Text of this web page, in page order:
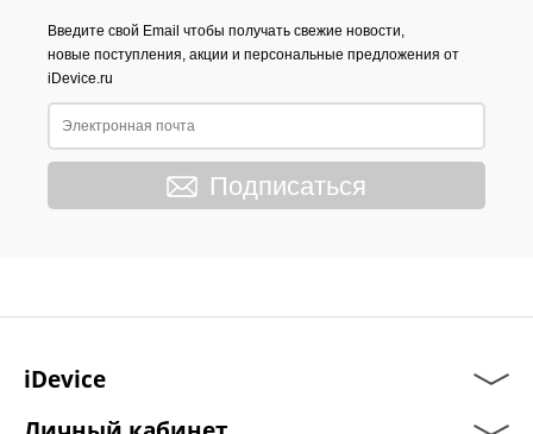
Введите свой Email чтобы получать свежие новости,
новые поступления, акции и персональные предложения от
iDevice.ru
Подписаться
iDevice